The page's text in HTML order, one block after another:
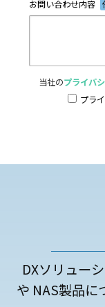
お問い合わせ内容
当社のプライバ
プラ
DXソリュー
や NAS製品に